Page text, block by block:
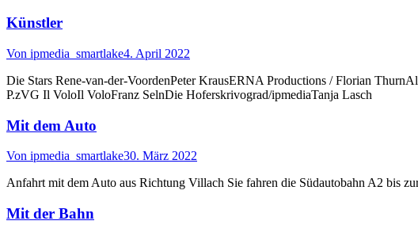
Künstler
Von ipmedia_smartlake4. April 2022
Die Stars Rene-van-der-VoordenPeter KrausERNA Productions / Florian
P.zVG Il VoloIl VoloFranz SelnDie Hoferskrivograd/ipmediaTanja Lasch
Mit dem Auto
Von ipmedia_smartlake30. März 2022
Anfahrt mit dem Auto aus Richtung Villach Sie fahren die Südautobahn A2 bis
Mit der Bahn